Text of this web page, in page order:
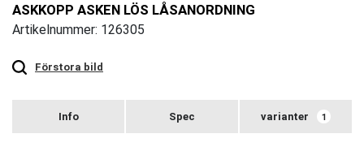
ASKKOPP ASKEN LÖS LÅSANORDNING
Artikelnummer: 126305
Förstora bild
zoom
varianter 1